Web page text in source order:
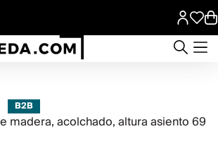
madera, acolchado, altura asiento 69